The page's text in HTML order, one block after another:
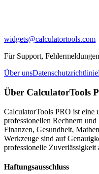
widgets@calculatortools.com
Für Support,
Über unsDatenschutzrichtlinie
Über CalculatorTools
CalculatorTools PRO ist eine
professionellen Rechnern
Finanzen, Gesundheit,
Werkzeuge sind auf
professionelle Zuverlässigkeit
Haftungsausschluss